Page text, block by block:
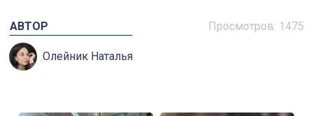
Просмотров: 1475
АВТОР
Олейник Наталья